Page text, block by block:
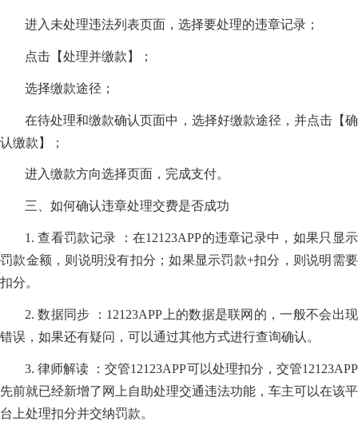
进入未处理违法列表页面，选择要处理的违章记录；
点击【处理并缴款】；
选择缴款途径；
在待处理和缴款确认页面中，选择好缴款途径，并点击【确
认缴款】；
进入缴款方向选择页面，完成支付。
三、如何确认违章处理交费是否成功
1. 查看罚款记录 ：在12123APP的违章记录中，如果只显示
罚款金额，则说明没有扣分；如果显示罚款+扣分，则说明需要
扣分。
2. 数据同步 ：12123APP上的数据是联网的，一般不会出现
错误，如果还有疑问，可以通过其他方式进行查询确认。
3. 律师解读 ：交管12123APP可以处理扣分，交管12123APP
先前就已经新增了网上自助处理交通违法功能，车主可以在该平
台上处理扣分并交纳罚款。